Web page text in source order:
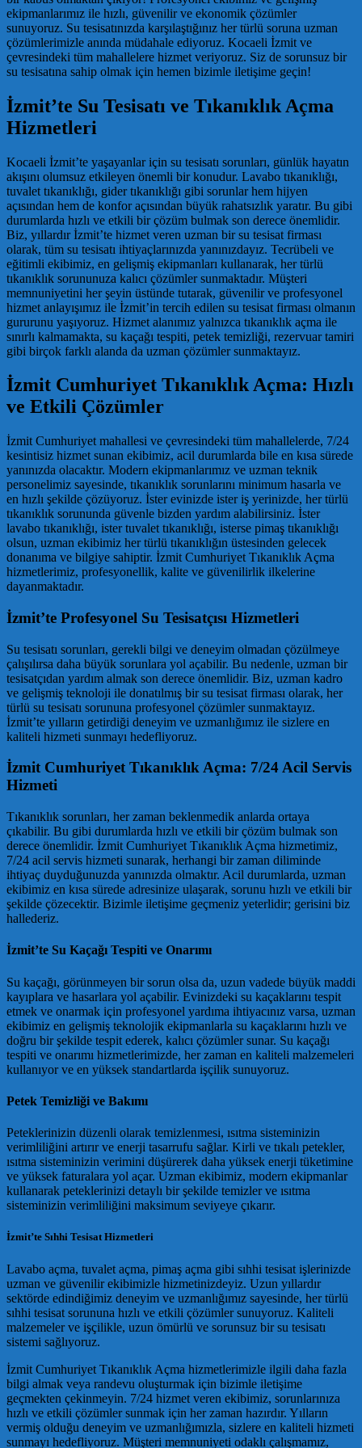
ekipmanlarımız ile hızlı, güvenilir ve ekonomik çözümler
sunuyoruz. Su tesisatınızda karşılaştığınız her türlü soruna uzman
çözümlerimizle anında müdahale ediyoruz. Kocaeli İzmit ve
çevresindeki tüm mahallelere hizmet veriyoruz. Siz de sorunsuz bir
su tesisatına sahip olmak için hemen bizimle iletişime geçin!
İzmit’te Su Tesisatı ve Tıkanıklık Açma
Hizmetleri
Kocaeli İzmit’te yaşayanlar için su tesisatı sorunları, günlük hayatın
akışını olumsuz etkileyen önemli bir konudur. Lavabo tıkanıklığı,
tuvalet tıkanıklığı, gider tıkanıklığı gibi sorunlar hem hijyen
açısından hem de konfor açısından büyük rahatsızlık yaratır. Bu gibi
durumlarda hızlı ve etkili bir çözüm bulmak son derece önemlidir.
Biz, yıllardır İzmit’te hizmet veren uzman bir su tesisat firması
olarak, tüm su tesisatı ihtiyaçlarınızda yanınızdayız. Tecrübeli ve
eğitimli ekibimiz, en gelişmiş ekipmanları kullanarak, her türlü
tıkanıklık sorununuza kalıcı çözümler sunmaktadır. Müşteri
memnuniyetini her şeyin üstünde tutarak, güvenilir ve profesyonel
hizmet anlayışımız ile İzmit’in tercih edilen su tesisat firması olmanın
gururunu yaşıyoruz. Hizmet alanımız yalnızca tıkanıklık açma ile
sınırlı kalmamakta, su kaçağı tespiti, petek temizliği, rezervuar tamiri
gibi birçok farklı alanda da uzman çözümler sunmaktayız.
İzmit Cumhuriyet Tıkanıklık Açma: Hızlı
ve Etkili Çözümler
İzmit Cumhuriyet mahallesi ve çevresindeki tüm mahallelerde, 7/24
kesintisiz hizmet sunan ekibimiz, acil durumlarda bile en kısa sürede
yanınızda olacaktır. Modern ekipmanlarımız ve uzman teknik
personelimiz sayesinde, tıkanıklık sorunlarını minimum hasarla ve
en hızlı şekilde çözüyoruz. İster evinizde ister iş yerinizde, her türlü
tıkanıklık sorununda güvenle bizden yardım alabilirsiniz. İster
lavabo tıkanıklığı, ister tuvalet tıkanıklığı, isterse pimaş tıkanıklığı
olsun, uzman ekibimiz her türlü tıkanıklığın üstesinden gelecek
donanıma ve bilgiye sahiptir. İzmit Cumhuriyet Tıkanıklık Açma
hizmetlerimiz, profesyonellik, kalite ve güvenilirlik ilkelerine
dayanmaktadır.
İzmit’te Profesyonel Su Tesisatçısı Hizmetleri
Su tesisatı sorunları, gerekli bilgi ve deneyim olmadan çözülmeye
çalışılırsa daha büyük sorunlara yol açabilir. Bu nedenle, uzman bir
tesisatçıdan yardım almak son derece önemlidir. Biz, uzman kadro
ve gelişmiş teknoloji ile donatılmış bir su tesisat firması olarak, her
türlü su tesisatı sorununa profesyonel çözümler sunmaktayız.
İzmit’te yılların getirdiği deneyim ve uzmanlığımız ile sizlere en
kaliteli hizmeti sunmayı hedefliyoruz.
İzmit Cumhuriyet Tıkanıklık Açma: 7/24 Acil Servis
Hizmeti
Tıkanıklık sorunları, her zaman beklenmedik anlarda ortaya
çıkabilir. Bu gibi durumlarda hızlı ve etkili bir çözüm bulmak son
derece önemlidir. İzmit Cumhuriyet Tıkanıklık Açma hizmetimiz,
7/24 acil servis hizmeti sunarak, herhangi bir zaman diliminde
ihtiyaç duyduğunuzda yanınızda olmaktır. Acil durumlarda, uzman
ekibimiz en kısa sürede adresinize ulaşarak, sorunu hızlı ve etkili bir
şekilde çözecektir. Bizimle iletişime geçmeniz yeterlidir; gerisini biz
hallederiz.
İzmit’te Su Kaçağı Tespiti ve Onarımı
Su kaçağı, görünmeyen bir sorun olsa da, uzun vadede büyük maddi
kayıplara ve hasarlara yol açabilir. Evinizdeki su kaçaklarını tespit
etmek ve onarmak için profesyonel yardıma ihtiyacınız varsa, uzman
ekibimiz en gelişmiş teknolojik ekipmanlarla su kaçaklarını hızlı ve
doğru bir şekilde tespit ederek, kalıcı çözümler sunar. Su kaçağı
tespiti ve onarımı hizmetlerimizde, her zaman en kaliteli malzemeleri
kullanıyor ve en yüksek standartlarda işçilik sunuyoruz.
Petek Temizliği ve Bakımı
Peteklerinizin düzenli olarak temizlenmesi, ısıtma sisteminizin
verimliliğini artırır ve enerji tasarrufu sağlar. Kirli ve tıkalı petekler,
ısıtma sisteminizin verimini düşürerek daha yüksek enerji tüketimine
ve yüksek faturalara yol açar. Uzman ekibimiz, modern ekipmanlar
kullanarak peteklerinizi detaylı bir şekilde temizler ve ısıtma
sisteminizin verimliliğini maksimum seviyeye çıkarır.
İzmit’te Sıhhi Tesisat Hizmetleri
Lavabo açma, tuvalet açma, pimaş açma gibi sıhhi tesisat işlerinizde
uzman ve güvenilir ekibimizle hizmetinizdeyiz. Uzun yıllardır
sektörde edindiğimiz deneyim ve uzmanlığımız sayesinde, her türlü
sıhhi tesisat sorununa hızlı ve etkili çözümler sunuyoruz. Kaliteli
malzemeler ve işçilikle, uzun ömürlü ve sorunsuz bir su tesisatı
sistemi sağlıyoruz.
İzmit Cumhuriyet Tıkanıklık Açma hizmetlerimizle ilgili daha fazla
bilgi almak veya randevu oluşturmak için bizimle iletişime
geçmekten çekinmeyin. 7/24 hizmet veren ekibimiz, sorunlarınıza
hızlı ve etkili çözümler sunmak için her zaman hazırdır. Yılların
vermiş olduğu deneyim ve uzmanlığımızla, sizlere en kaliteli hizmeti
sunmayı hedefliyoruz. Müşteri memnuniyeti odaklı çalışmamız,